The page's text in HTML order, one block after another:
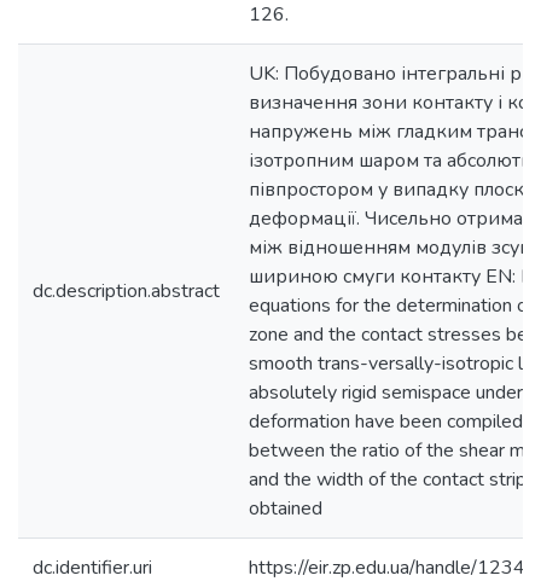
126.
dc.description.abstract
UK: Побудовано інтегральні
визначення зони контакту і
напружень між гладким
ізотропним шаром та
півпростором у випадку плоскої
деформації. Чисельно
між відношенням модулів
шириною смуги контакту EN:
equations for the determination of
zone and the contact stresses
smooth trans-versally-isotropic
absolutely rigid semispace under
deformation have been compiled.
between the ratio of the shear
and the width of the contact strip
obtained
dc.identifier.uri https://eir.zp.edu.ua/handle/